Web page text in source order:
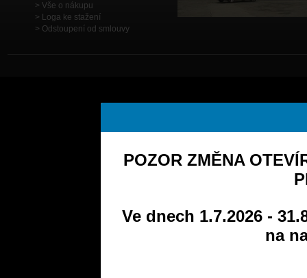
Vše o nákupu
Loga ke stažení
Odstoupení od smlouvy
POZOR ZMĚNA
Ve dnech 1.7.2026 -
na